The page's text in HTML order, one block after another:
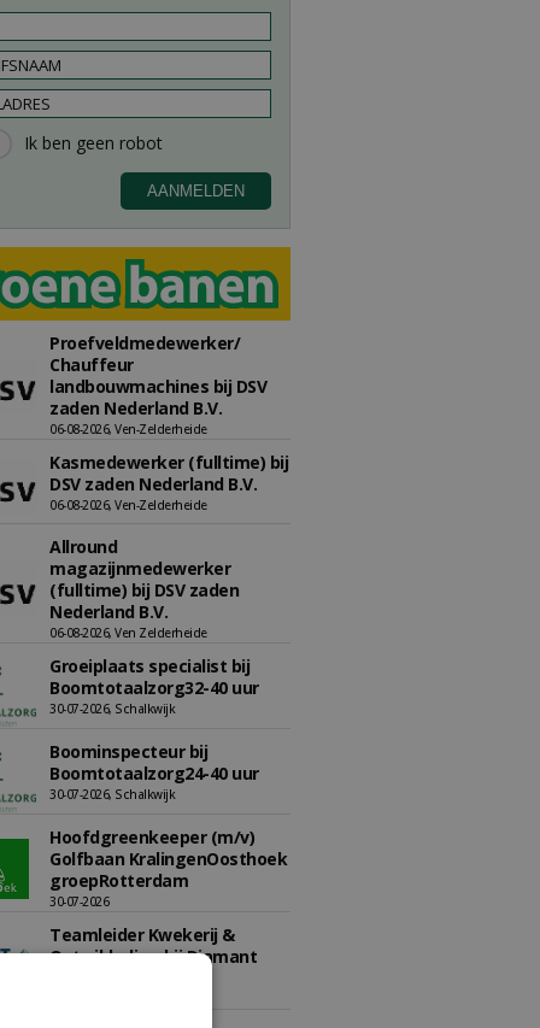
Proefveldmedewerker/
Chauffeur
landbouwmachines bij DSV
zaden Nederland B.V.
06-08-2026, Ven-Zelderheide
Kasmedewerker (fulltime) bij
DSV zaden Nederland B.V.
06-08-2026, Ven-Zelderheide
Allround
magazijnmedewerker
(fulltime) bij DSV zaden
Nederland B.V.
06-08-2026, Ven Zelderheide
Groeiplaats specialist bij
Boomtotaalzorg32-40 uur
30-07-2026, Schalkwijk
Boominspecteur bij
Boomtotaalzorg24-40 uur
30-07-2026, Schalkwijk
Hoofdgreenkeeper (m/v)
Golfbaan KralingenOosthoek
groepRotterdam
30-07-2026
Teamleider Kwekerij &
Ontwikkeling bij Diamant